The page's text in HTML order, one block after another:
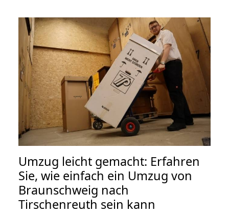
Umzug leicht gemacht: Erfahren
Sie, wie einfach ein Umzug von
Braunschweig nach
Tirschenreuth sein kann